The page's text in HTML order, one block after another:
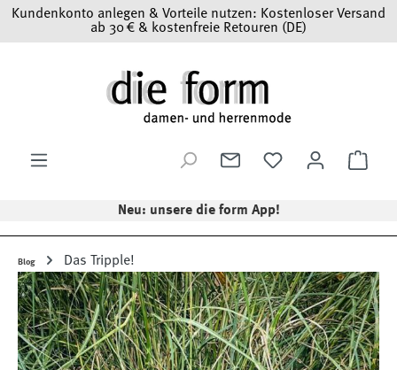
Zum Hauptinhalt springen
Kundenkonto anlegen & Vorteile nutzen: Kostenloser Versand
ab 30 € & kostenfreie Retouren (DE)
Neu: unsere die form App!
Blog Das Tripple!